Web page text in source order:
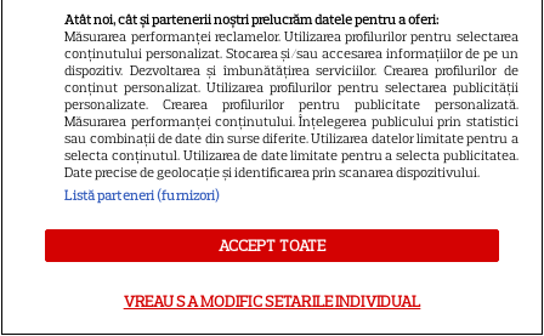
14
Elon Musk, atac la adresa
regizorului premiat cu Oscar
care a realizat documentarul
despre viața sa. Filmul are 232
de minute
Marvel are un nou Black
moștenirea lui Chadwick
Atât noi, cât și partenerii noștri prelucrăm datele pentru a oferi:
Măsurarea performanței reclamelor. Utilizarea profilurilor pentru selectarea
conținutului personalizat. Stocarea și/sau accesarea informațiilor de pe un
dispozitiv. Dezvoltarea și îmbunătățirea serviciilor. Crearea profilurilor de
conținut personalizat. Utilizarea profilurilor pentru selectarea publicității
personalizate. Crearea profilurilor pentru publicitate personalizată.
Măsurarea performanței conținutului. Înțelegerea publicului prin statistici
sau combinații de date din surse diferite. Utilizarea datelor limitate pentru a
selecta conținutul. Utilizarea de date limitate pentru a selecta publicitatea.
Date precise de geolocație și identificarea prin scanarea dispozitivului.
Listă parteneri (furnizori)
ACCEPT TOATE
VREAU SA MODIFIC SETARILE INDIVIDUAL